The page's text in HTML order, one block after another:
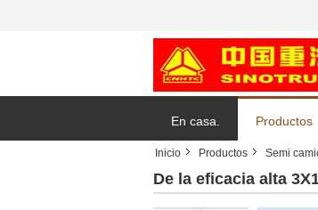
En casa. Productos
Inicio Productos Semi
De la eficacia alta